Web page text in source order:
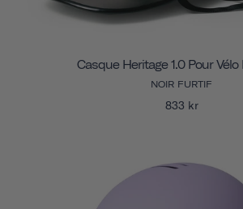
Casque Heritage 1.0 Pour Vélo
NOIR FURTIF
833 kr